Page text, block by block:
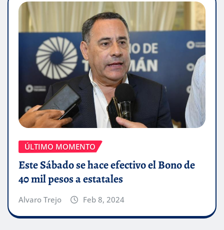
ÚLTIMO MOMENTO
Este Sábado se hace efectivo el Bono de
40 mil pesos a estatales
Alvaro Trejo Feb 8, 2024